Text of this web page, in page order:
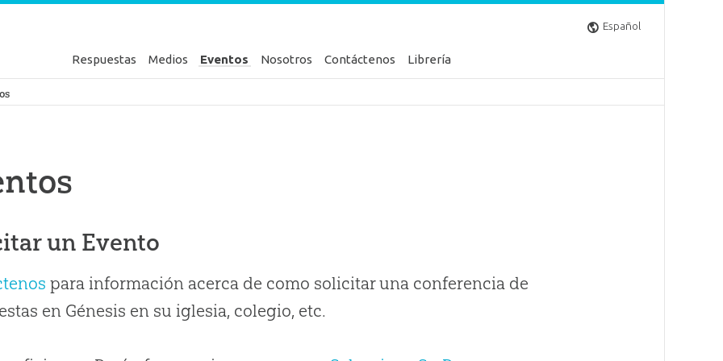
Español
Respuestas Medios Eventos Nosotros Contáctenos Librería
Génesis
un Evento
para información acerca de como solicitar una conferencia de
en Génesis en su iglesia, colegio, etc.